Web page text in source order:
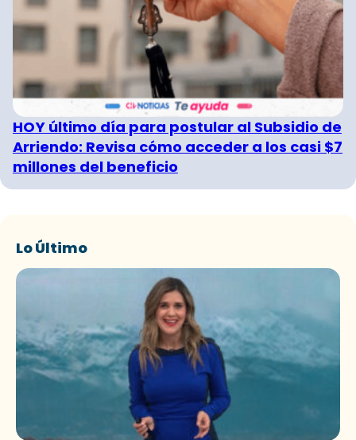
HOY último día para postular al Subsidio de
Arriendo: Revisa cómo acceder a los casi $7
millones del beneficio
Lo Último